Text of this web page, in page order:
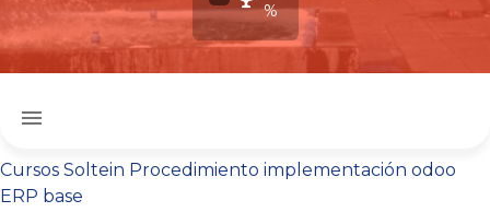
%
menu
Cursos Soltein Procedimiento implementación odoo
ERP base